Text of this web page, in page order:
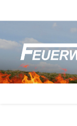
Inhalt